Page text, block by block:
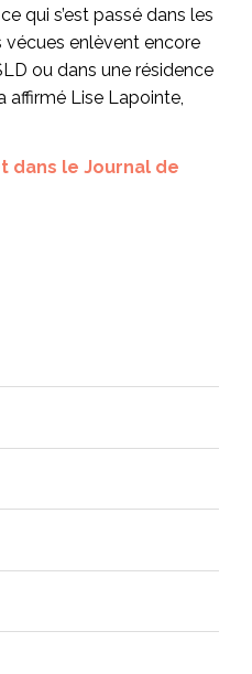
qui s’est passé dans les
enlèvent encore
ou dans une résidence
affirmé Lise Lapointe,
dans le Journal de